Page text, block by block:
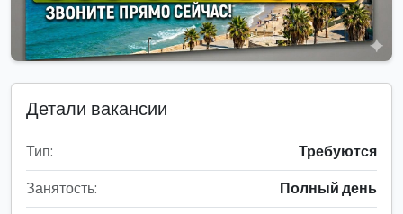
Детали вакансии
Тип:
Требуются
Занятость:
Полный день